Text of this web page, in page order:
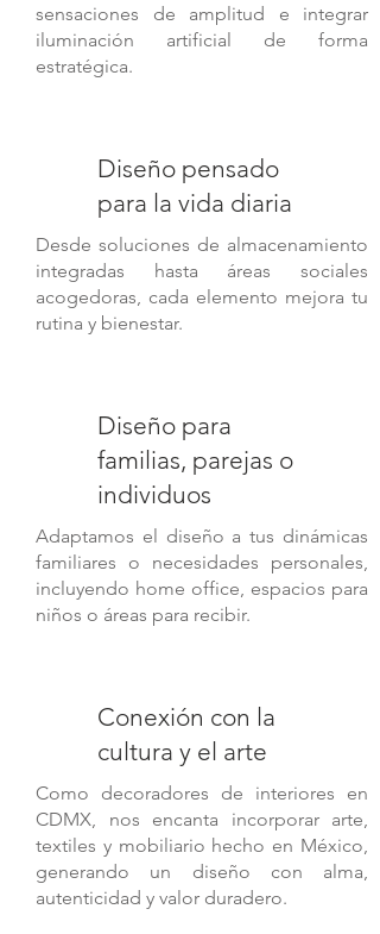
sensaciones de amplitud e integrar
iluminación artificial de forma
estratégica.
Diseño pensado
para la vida diaria
Desde soluciones de almacenamiento
integradas hasta áreas sociales
acogedoras, cada elemento mejora tu
rutina y bienestar.
Diseño para
familias, parejas o
individuos
Adaptamos el diseño a tus dinámicas
familiares o necesidades personales,
incluyendo home office, espacios para
niños o áreas para recibir.
Conexión con la
cultura y el arte
Como decoradores de interiores en
CDMX, nos encanta incorporar arte,
textiles y mobiliario hecho en México,
generando un diseño con alma,
autenticidad y valor duradero.